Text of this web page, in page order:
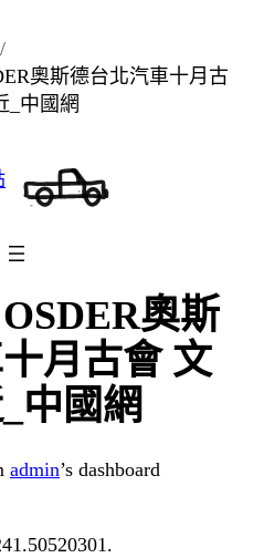
奧斯德台北汽車十月古
_中國網
奧斯
月古會 文
中國網
admin’s dashboard